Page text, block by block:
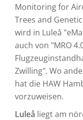
Monitoring for
Trees and
wird in Luleå
auch von "MRO
Zwilling". Wo
hat die HAW
vorzuweisen.
Luleå liegt am